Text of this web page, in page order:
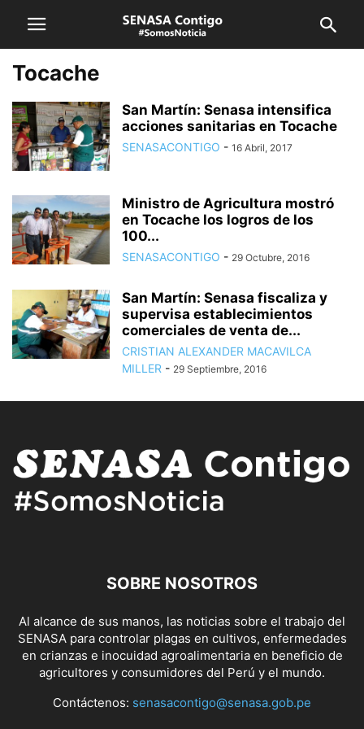
Tocache
San Martín: Senasa intensifica
acciones sanitarias en Tocache
SENASACONTIGO - 16 Abril, 2017
Ministro de Agricultura mostró
en Tocache los logros de los
100...
SENASACONTIGO - 29 Octubre, 2016
San Martín: Senasa fiscaliza y
supervisa establecimientos
comerciales de venta de...
CRISTIAN ALEXANDER MACAVILCA
MILLER - 29 Septiembre, 2016
SOBRE NOSOTROS
Al alcance de sus manos, las noticias sobre el trabajo del
SENASA para controlar plagas en cultivos, enfermedades
en crianzas e inocuidad agroalimentaria en beneficio de
agricultores y consumidores del Perú y el mundo.
Contáctenos: senasacontigo@senasa.gob.pe